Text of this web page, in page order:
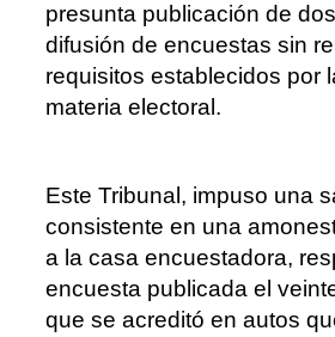
presunta publicación de
difusión de encuestas sin
requisitos establecidos por
materia electoral.
Este Tribunal, impuso una
consistente en una
a la casa encuestadora,
encuesta publicada el
que se acreditó en autos